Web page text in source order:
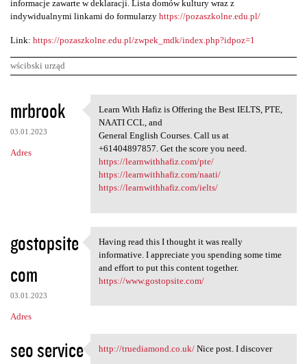
informacje zawarte w deklaracji. Lista domów kultury wraz z
indywidualnymi linkami do formularzy https://pozaszkolne.edu.pl/
Link: https://pozaszkolne.edu.pl/zwpek_mdk/index.php?idpoz=1
wścibski urząd
K
o
m
e
r
z
e
mrbrook
03.01.2023
Adres
Learn With Hafiz is Offering
Learn With Hafiz is Offering the Best IELTS, PTE,
NAATI CCL, and
General English Courses. Call us at
+61404897857. Get the score you need.
https://learnwithhafiz.com/pte/
https://learnwithhafiz.com/naati/
https://learnwithhafiz.com/ielts/
gostopsite
com
03.01.2023
Adres
Having read this I thought it
Having read this I thought it was really
informative. I appreciate you spending some time
and effort to put this content together.
https://www.gostopsite.com/
seo service http://truediamond.co.uk/
http://truediamond.co.uk/Nice post. I discover